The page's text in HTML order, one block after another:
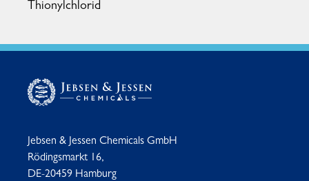
Thionylchlorid
Jebsen & Jessen Chemicals GmbH
Rödingsmarkt 16,
DE-20459 Hamburg